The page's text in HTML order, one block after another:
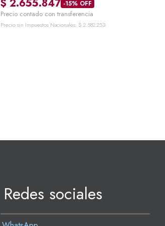
Precio sin Impuestos Nacionales: $ 2.582.253
$ 2.655.847 -15% OFF
Precio contado con transferencia
Redes sociales